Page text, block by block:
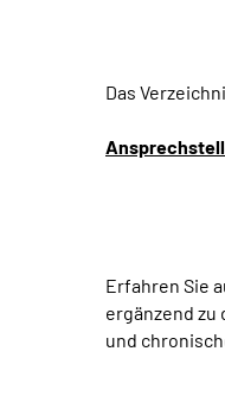
Das
Erfahren Sie
ergänzend
und